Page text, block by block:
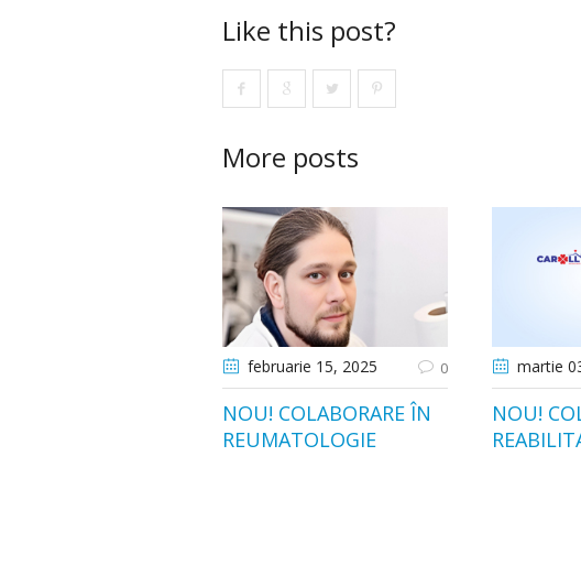
Like this post?
More posts
februarie 15, 2025 0
NOU! COLABORARE ÎN
REUMATOLOGIE
martie
NOU!